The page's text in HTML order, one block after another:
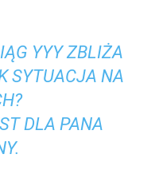
YYY ZBLIŻA
SYTUACJA NA
DLA PANA